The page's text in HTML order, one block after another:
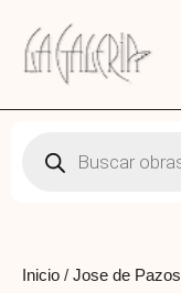
Inicio / Jose de Pazos